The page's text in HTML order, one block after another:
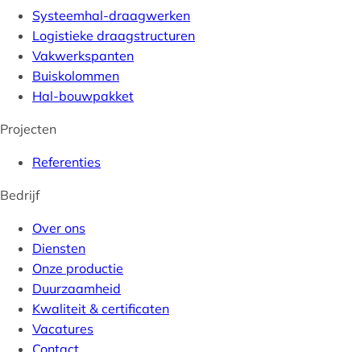
Systeemhal-draagwerken
Logistieke draagstructuren
Vakwerkspanten
Buiskolommen
Hal-bouwpakket
Projecten
Referenties
Bedrijf
Over ons
Diensten
Onze productie
Duurzaamheid
Kwaliteit & certificaten
Vacatures
Contact